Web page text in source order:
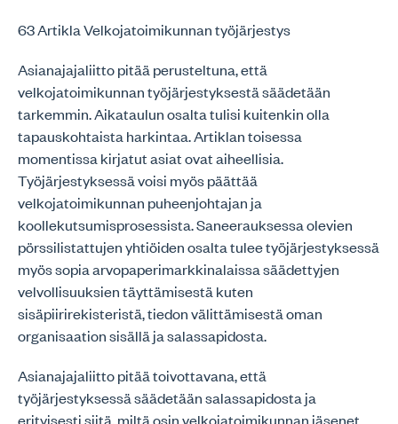
63 Artikla Velkojatoimikunnan työjärjestys
Asianajajaliitto pitää perusteltuna, että
velkojatoimikunnan työjärjestyksestä säädetään
tarkemmin. Aikataulun osalta tulisi kuitenkin olla
tapauskohtaista harkintaa. Artiklan toisessa
momentissa kirjatut asiat ovat aiheellisia.
Työjärjestyksessä voisi myös päättää
velkojatoimikunnan puheenjohtajan ja
koollekutsumisprosessista. Saneerauksessa olevien
pörssilistattujen yhtiöiden osalta tulee työjärjestyksessä
myös sopia arvopaperimarkkinalaissa säädettyjen
velvollisuuksien täyttämisestä kuten
sisäpiirirekisteristä, tiedon välittämisestä oman
organisaation sisällä ja salassapidosta.
Asianajajaliitto pitää toivottavana, että
työjärjestyksessä säädetään salassapidosta ja
erityisesti siitä, miltä osin velkojatoimikunnan jäsenet